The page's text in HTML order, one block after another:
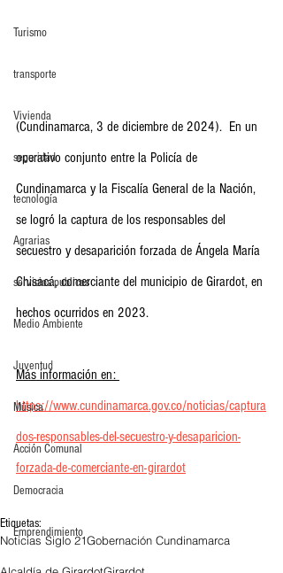
Turismo
transporte
Vivienda
seguridad
tecnología
Agrarias
servicios publicos
Medio Ambiente
Juventud
Música
Acción Comunal
Democracia
Emprendimiento
(Cundinamarca, 3 de diciembre de 2024).  En un
operativo conjunto entre la Policía de
Cundinamarca y la Fiscalía General de la Nación,
se logró la captura de los responsables del
secuestro y desaparición forzada de Ángela María
Chisacá, comerciante del municipio de Girardot, en
hechos ocurridos en 2023.
Más información en:
https://www.cundinamarca.gov.co/noticias/captura
dos-responsables-del-secuestro-y-desaparicion-
forzada-de-comerciante-en-girardot
Etiquetas:
Noticias Siglo 21Gobernación Cundinamarca